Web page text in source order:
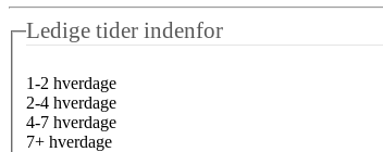
Ledige tider indenfor
1-2 hverdage
2-4 hverdage
4-7 hverdage
7+ hverdage